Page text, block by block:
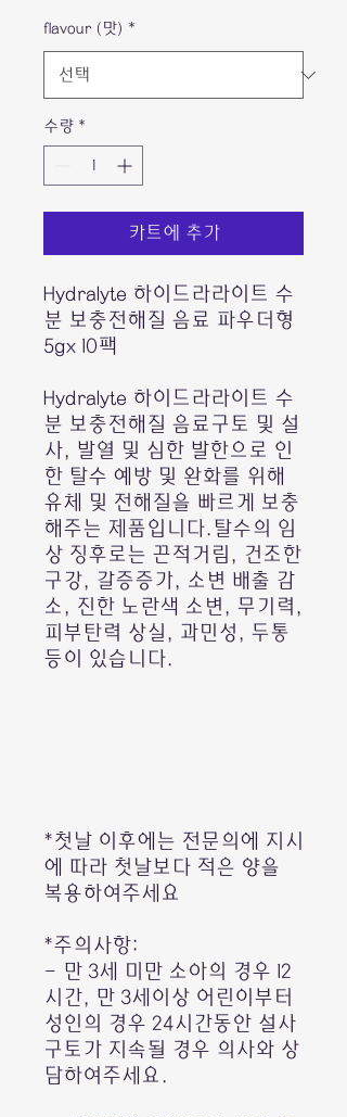
flavour (맛) *
수량 *
카트에 추가
Hydralyte 하이드라라이트 수
분 보충전해질 음료 파우더형
5gx 10팩
Hydralyte 하이드라라이트 수
분 보충전해질 음료구토 및 설
사, 발열 및 심한 발한으로 인
한 탈수 예방 및 완화를 위해
유체 및 전해질을 빠르게 보충
해주는 제품입니다.탈수의 임
상 징후로는 끈적거림, 건조한
구강, 갈증증가, 소변 배출 감
소, 진한 노란색 소변, 무기력,
피부탄력 상실, 과민성, 두통
등이 있습니다.
*첫날 이후에는 전문의에 지시
에 따라 첫날보다 적은 양을
복용하여주세요
*주의사항:
- 만 3세 미만 소아의 경우 12
시간, 만 3세이상 어린이부터
성인의 경우 24시간동안 설사
구토가 지속될 경우 의사와 상
담하여주세요.